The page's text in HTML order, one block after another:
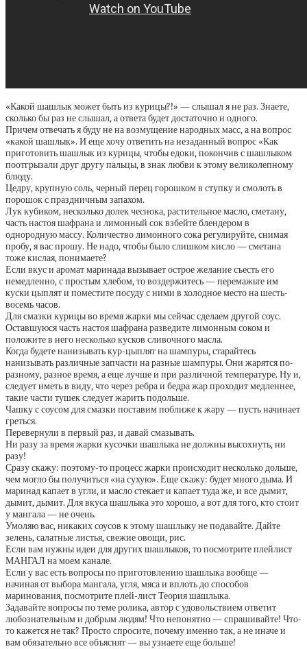
«Какой шашлык может быть из курицы?!» — слышал я не раз. Знаете,
сколько бы раз не слышал, а ответа будет достаточно и одного.
Причем отвечать я буду не на возмущение народных масс, а на вопрос
«какой шашлык». И еще хочу ответить на незаданный вопрос «Как
приготовить шашлык из курицы, чтобы едоки, покончив с шашлыком
поотгрызали друг другу пальцы, в знак любви к этому великолепному
блюду.
Цедру, крупную соль, черный перец горошком в ступку и смолоть в
порошок с праздничным запахом.
Лук кубиком, несколько долек чеснока, растительное масло, сметану,
часть настоя шафрана и лимонный сок взбейте блендером в
однородную массу. Количество лимонного сока регулируйте, снимая
пробу, я вас прошу. Не надо, чтобы было слишком кисло — сметана
тоже кислая, понимаете?
Если вкус и аромат маринада вызывает острое желание съесть его
немедленно, с простым хлебом, то воздержитесь — перемажьте им
куски цыплят и поместите посуду с ними в холодное место на шесть-
восемь часов.
Для смазки курицы во время жарки мы сейчас сделаем другой соус.
Оставшуюся часть настоя шафрана разведите лимонным соком и
положите в него несколько кусков сливочного масла.
Когда будете нанизывать кур-цыплят на шампуры, старайтесь
нанизывать различные запчасти на разные шампуры. Они жарятся по-
разному, разное время, а еще лучше и при различной температуре. Ну и,
следует иметь в виду, что через ребра и бедра жар проходит медленнее,
такие части тушек следует жарить подольше.
Чашку с соусом для смазки поставим поближе к жару — пусть начинает
греться.
Перевернули в первый раз, и давай смазывать.
Ни разу за время жарки кусочки шашлыка не должны высохнуть, ни
разу!
Сразу скажу: поэтому-то процесс жарки происходит несколько дольше,
чем могло бы получиться «на сухую». Еще скажу: будет много дыма. И
маринад капает в угли, и масло стекает и капает туда же, и все дымит,
дымит, дымит. Для вкуса шашлыка это хорошо, а вот для того, кто стоит
у мангала — не очень.
Умоляю вас, никаких соусов к этому шашлыку не подавайте. Дайте
зелень, салатные листья, свежие овощи, рис.
Если вам нужны идеи для других шашлыков, то посмотрите плейлист
МАНГАЛ на моем канале.
Если у вас есть вопросы по приготовлению шашлыка вообще —
начиная от выбора мангала, угля, мяса и вплоть до способов
маринования, посмотрите плей-лист Теория шашлыка.
Задавайте вопросы по теме ролика, автор с удовольствием ответит
любознательным и добрым людям! Что непонятно — спрашивайте! Что-
то кажется не так? Просто спросите, почему именно так, а не иначе и
вам обязательно все объяснят — вы узнаете еще больше!